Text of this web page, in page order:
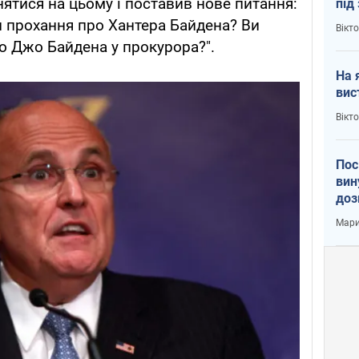
на цьому і поставив нове питання:
про Хантера Байдена? Ви
Джо Байдена у прокурора?".
На